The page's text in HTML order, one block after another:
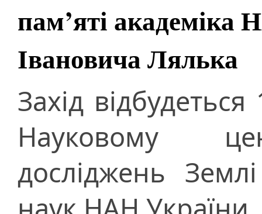
пам’яті
Івановича Лялька
Захід
Науковому
досліджень